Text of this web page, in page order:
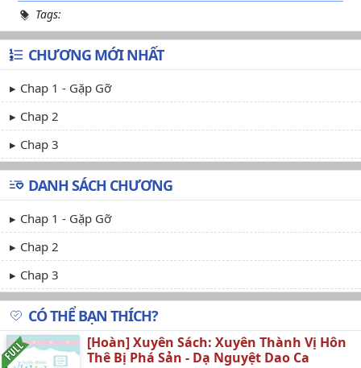
Tags:
CHƯƠNG MỚI NHẤT
Chap 1 - Gặp Gỡ
Chap 2
Chap 3
DANH SÁCH CHƯƠNG
Chap 1 - Gặp Gỡ
Chap 2
Chap 3
CÓ THỂ BẠN THÍCH?
[Hoàn] Xuyên Sách: Xuyên Thành Vị Hôn
Thê Bị Phá Sản - Dạ Nguyệt Dao Ca